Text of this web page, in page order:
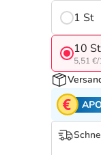
1 St
10 St
5,51 €/